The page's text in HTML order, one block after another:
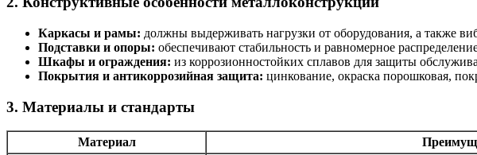
Каркасы и рамы: должны выдерживать нагрузки от оборудования, а также
Подставки и опоры: обеспечивают стабильность и равномерное
Шкафы и ограждения: из коррозионностойких сплавов для защиты
Покрытия и антикоррозийная защита: цинкование, окраска порошковая,
3. Материалы и стандарты
Материал